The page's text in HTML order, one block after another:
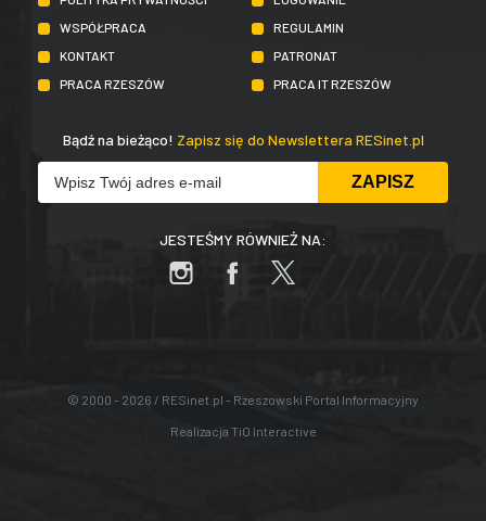
WSPÓŁPRACA
REGULAMIN
KONTAKT
PATRONAT
PRACA RZESZÓW
PRACA IT RZESZÓW
Bądź na bieżąco! Zapisz się do Newslettera RESinet.pl
JESTEŚMY RÓWNIEŻ NA:
© 2000 - 2026 / RESinet.pl - Rzeszowski Portal Informacyjny
Realizacja TiO Interactive